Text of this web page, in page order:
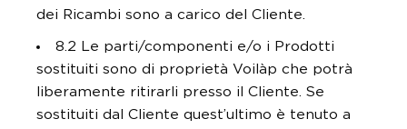
dei Ricambi sono a carico del Cliente.
8.2 Le parti/componenti e/o i Prodotti
sostituiti sono di proprietà Voilàp che potrà
liberamente ritirarli presso il Cliente. Se
sostituiti dal Cliente quest’ultimo è tenuto a